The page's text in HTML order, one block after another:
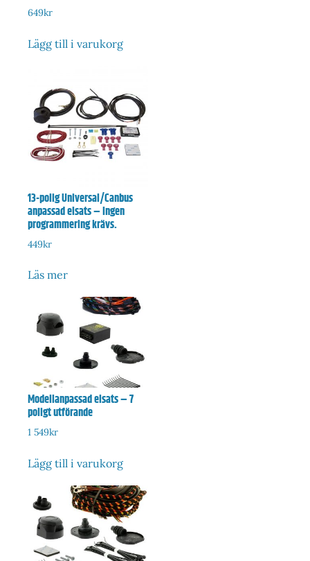
649kr
Lägg till i varukorg
13-polig Universal/Canbus
anpassad elsats – Ingen
programmering krävs.
449kr
Läs mer
Modellanpassad elsats – 7
poligt utförande
1 549kr
Lägg till i varukorg